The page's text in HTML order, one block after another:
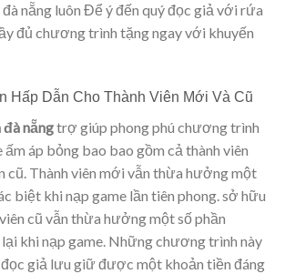
nẵng luôn Để ý đến quý đọc giả với rứa
đủ chương trình tặng ngay với khuyến
Hấp Dẫn Cho Thành Viên Mới Và Cũ
nẵngtrợ giúp phong phú chương trình
áp bỏng bao bao gồm cả thành viên
cũ. Thành viên mới vẫn thừa hưởng một
biệt khi nạp game lần tiên phong. sở hữu
cũ vẫn thừa hưởng một số phần
khi nạp game. Những chương trình này
đọc giả lưu giữ được một khoản tiền đáng